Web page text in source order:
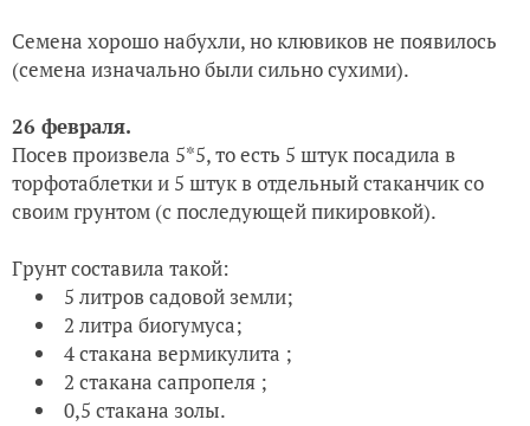
Семена хорошо набухли, но клювиков не появилось
(семена изначально были сильно сухими).
26 февраля.
Посев произвела 5*5, то есть 5 штук посадила в
торфотаблетки и 5 штук в отдельный стаканчик со
своим грунтом (с последующей пикировкой).
Грунт составила такой:
5 литров садовой земли;
2 литра биогумуса;
4 стакана вермикулита ;
2 стакана сапропеля ;
0,5 стакана золы.